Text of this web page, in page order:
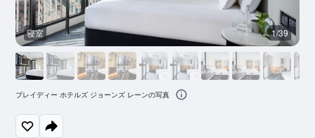
寝室 1/39
ブレイディー ホテルズ ジョーンズ レーンの写真